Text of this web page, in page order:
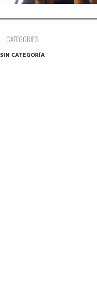
CATEGORIES
SIN CATEGORÍA